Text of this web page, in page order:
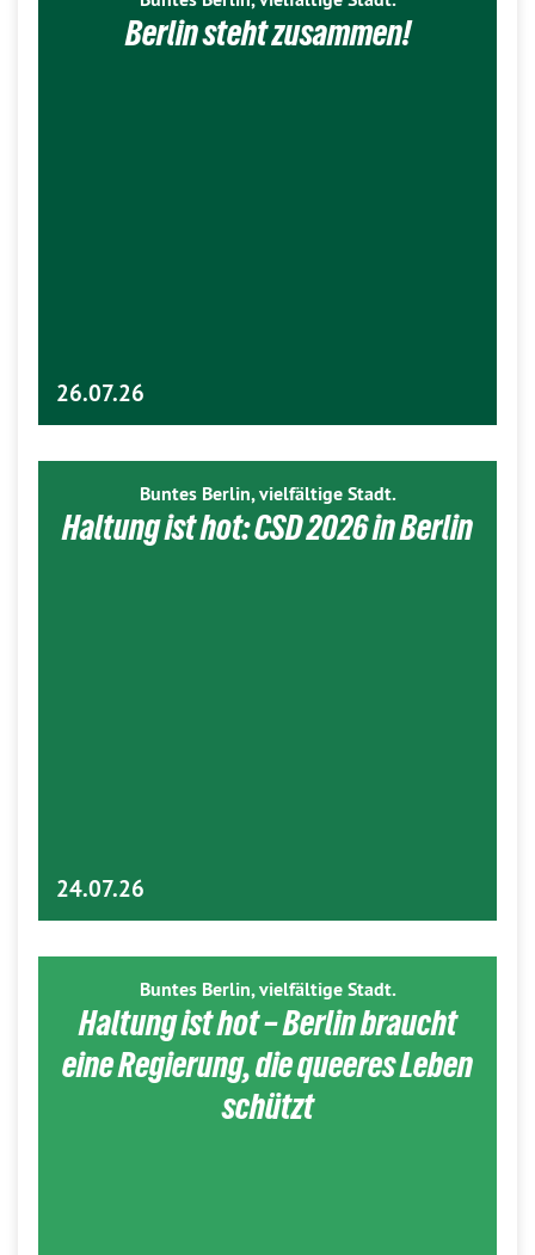
Berlin steht zusammen!
26.07.26
Buntes Berlin, vielfältige Stadt.
Haltung ist hot: CSD 2026 in Berlin
24.07.26
Buntes Berlin, vielfältige Stadt.
Haltung ist hot – Berlin braucht
eine Regierung, die queeres Leben
schützt